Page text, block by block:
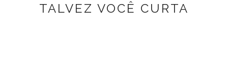
TALVEZ VOCÊ CURTA